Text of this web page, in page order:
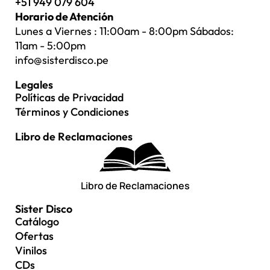
Horario de Atención
Lunes a Viernes : 11:00am - 8:00pm Sábados:
11am - 5:00pm
info@sisterdisco.pe
Legales
Políticas de Privacidad
Términos y Condiciones
Libro de Reclamaciones
Libro de Reclamaciones
Sister Disco
Catálogo
Ofertas
Vinilos
CDs